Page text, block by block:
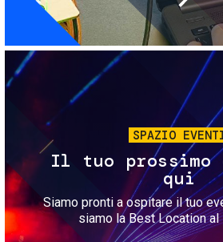
SPAZIO
Il tuo prossimo
qui
Siamo pronti a ospitare il tuo
siamo la Best Location al